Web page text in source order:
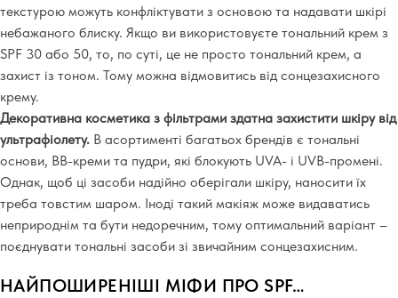
текстурою можуть конфліктувати з основою та надавати шкірі
небажаного блиску. Якщо ви використовуєте тональний крем з
SPF 30 або 50, то, по суті, це не просто тональний крем, а
захист із тоном. Тому можна відмовитись від сонцезахисного
крему.
Декоративна косметика з фільтрами здатна захистити шкіру від
ультрафіолету. В асортименті багатьох брендів є тональні
основи, BB-креми та пудри, які блокують UVA- і UVB-промені.
Однак, щоб ці засоби надійно оберігали шкіру, наносити їх
треба товстим шаром. Іноді такий макіяж може видаватись
неприроднім та бути недоречним, тому оптимальний варіант –
поєднувати тональні засоби зі звичайним сонцезахисним.
НАЙПОШИРЕНІШІ МІФИ ПРО SPF…